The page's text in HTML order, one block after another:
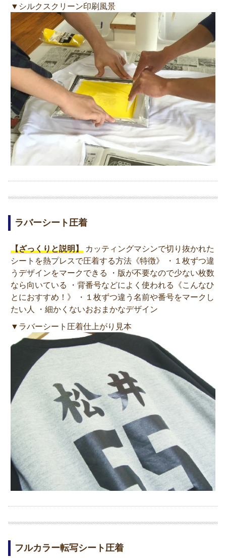
▼シルクスクリーン印刷風景
ラバーシート圧着
【ざっくりと説明】 カッティングマシンで切り抜かれた
シートを熱プレスで圧着する方法《特徴》 ・１枚ずつ違
うデザインをマークできる ・版が不要なので少ない枚数
なら向いている ・背番号などによく使われる《こんなひ
とにおすすめ！》 ・１枚ずつ違う名前や番号をマークし
たい人 ・細かくないおおまかなデザイン
▼ラバーシート圧着仕上がり見本
フルカラー転写シート圧着